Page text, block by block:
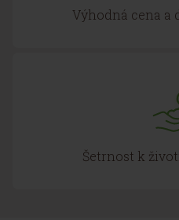
Výhodná cena a
Šetrnost k